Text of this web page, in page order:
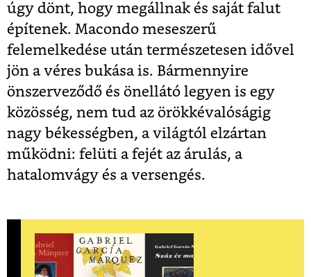
úgy dönt, hogy megállnak és saját falut
építenek. Macondo meseszerű
felemelkedése után természetesen idővel
jön a véres bukása is. Bármennyire
önszerveződő és önellátó legyen is egy
közösség, nem tud az örökkévalóságig
nagy békességben, a világtól elzártan
működni: felüti a fejét az árulás, a
hatalomvágy és a versengés.